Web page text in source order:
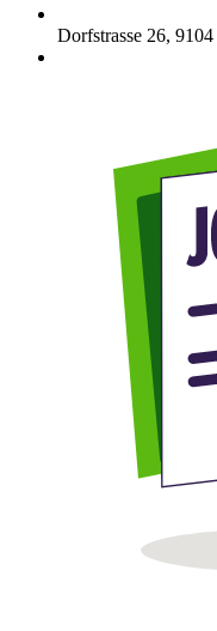
Dorfstrasse 26, 9104